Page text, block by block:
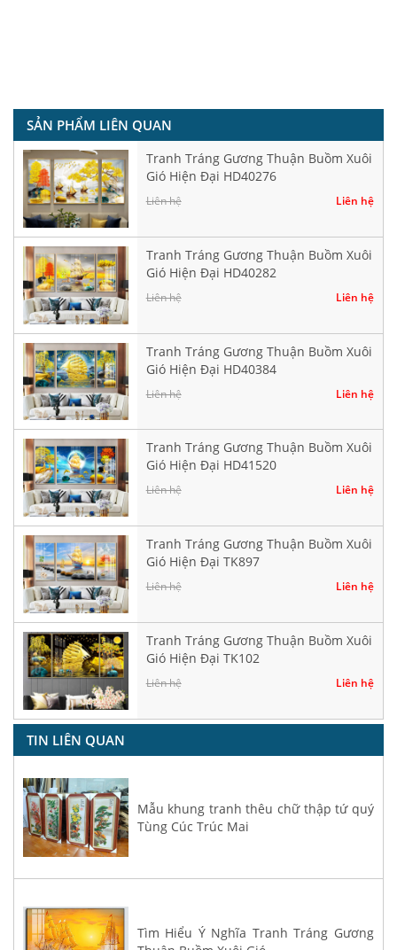
SẢN PHẨM LIÊN QUAN
Tranh Tráng Gương Thuận Buồm Xuôi
Gió Hiện Đại HD40276
Liên hệ Liên hệ
Tranh Tráng Gương Thuận Buồm Xuôi
Gió Hiện Đại HD40282
Liên hệ Liên hệ
Tranh Tráng Gương Thuận Buồm Xuôi
Gió Hiện Đại HD40384
Liên hệ Liên hệ
Tranh Tráng Gương Thuận Buồm Xuôi
Gió Hiện Đại HD41520
Liên hệ Liên hệ
Tranh Tráng Gương Thuận Buồm Xuôi
Gió Hiện Đại TK897
Liên hệ Liên hệ
Tranh Tráng Gương Thuận Buồm Xuôi
Gió Hiện Đại TK102
Liên hệ Liên hệ
TIN LIÊN QUAN
Mẫu khung tranh thêu chữ thập tứ quý
Tùng Cúc Trúc Mai
Tìm Hiểu Ý Nghĩa Tranh Tráng Gương